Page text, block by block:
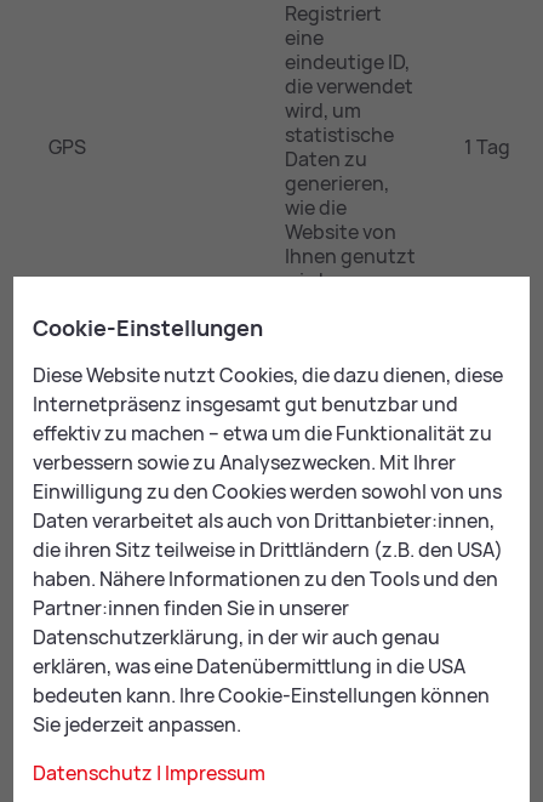
GPS
Registriert
eine
eindeutige ID,
die verwendet
wird, um
statistische
Daten zu
generieren,
wie die
Website von
Ihnen genutzt
wird.
1 Tag
IDE
Google
Analytics
verwendet,
um die
Anfragen zu
drosseln.
VISITOR_INFO1_LIVE
Speichert Ihre
bevorzugten
Einstellungen
bei YouTube
und wird auch
verwendet,
um Probleme
mit dem
Tage
Cookie-Einstellungen
Diese Website nutzt Cookies, die dazu dienen, diese
Internetpräsenz insgesamt gut benutzbar und
effektiv zu machen – etwa um die Funktionalität zu
verbessern sowie zu Analysezwecken. Mit Ihrer
Einwilligung zu den Cookies werden sowohl von uns
Daten verarbeitet als auch von Drittanbieter:innen,
die ihren Sitz teilweise in Drittländern (z.B. den USA)
haben. Nähere Informationen zu den Tools und den
Partner:innen finden Sie in unserer
Datenschutzerklärung, in der wir auch genau
erklären, was eine Datenübermittlung in die USA
bedeuten kann. Ihre Cookie-Einstellungen können
Sie jederzeit anpassen.
Datenschutz | Impressum